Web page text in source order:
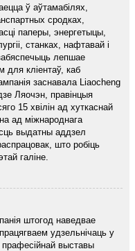
ў аўтамабілях,
сродках,
паперы, энергетыцы,
станках, нафтавай і
лепшае
для кліентаў, каб
заснавала Liaocheng
Ляочэн, правінцыя
15 хвілін ад хуткаснай
ад міжнароднага
выдатны аддзел
што робіць
галіне.
штогод наведвае
удзельнічаць у
выставы